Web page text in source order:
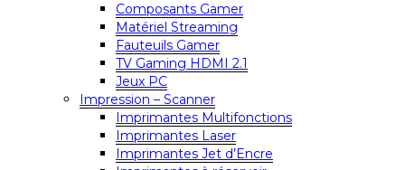
Composants Gamer
Matériel Streaming
Fauteuils Gamer
TV Gaming HDMI 2.1
Jeux PC
Impression – Scanner
Imprimantes Multifonctions
Imprimantes Laser
Imprimantes Jet d’Encre